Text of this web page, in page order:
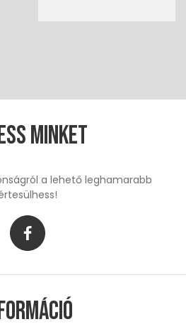
minket
a lehető leghamarabb